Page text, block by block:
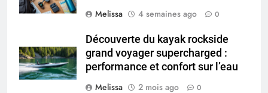
Melissa
4 semaines ago 0
Découverte du kayak rockside
grand voyager supercharged :
performance et confort sur l’eau
Melissa
2 mois ago 0